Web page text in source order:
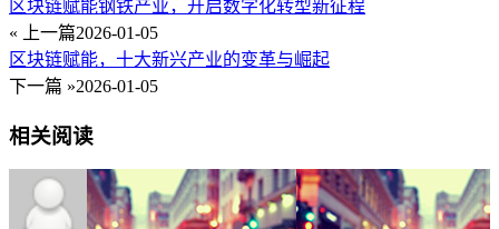
区块链赋能钢铁产业，开启数字化转型新征程
« 上一篇2026-01-05
区块链赋能，十大新兴产业的变革与崛起
下一篇 »2026-01-05
相关阅读